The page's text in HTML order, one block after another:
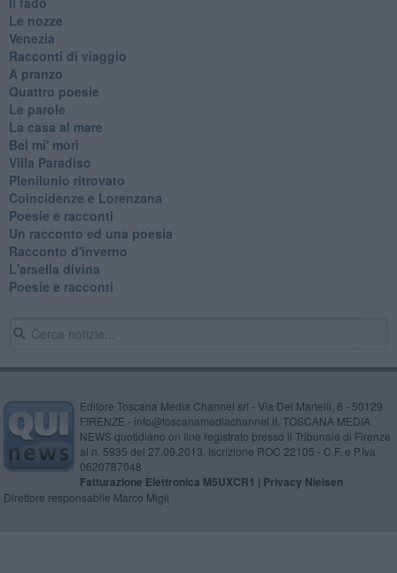
Le nozze
Venezia
Racconti di viaggio
A pranzo
Quattro poesie
Le parole
La casa al mare
Bel mi' morì
Villa Paradiso
Plenilunio ritrovato
Coincidenze e Lorenzana
Poesie e racconti
Un racconto ed una poesia
Racconto d'inverno
​L'arsella divina
Poesie e racconti
Editore Toscana Media Channel srl - Via Dei Martelli, 8 - 50129
FIRENZE - info@toscanamediachannel.it. TOSCANA MEDIA
NEWS quotidiano on line registrato presso il Tribunale di Firenze
al n. 5935 del 27.09.2013. Iscrizione ROC 22105 - C.F. e P.Iva
0620787048
Fatturazione Elettronica M5UXCR1 | Privacy Nielsen
Direttore responsabile Marco Migli